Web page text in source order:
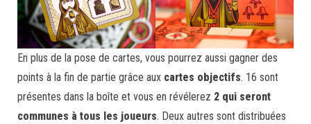
En plus de la pose de cartes, vous pourrez aussi gagner des
points à la fin de partie grâce aux cartes objectifs. 16 sont
présentes dans la boîte et vous en révélerez 2 qui seront
communes à tous les joueurs. Deux autres sont distribuées